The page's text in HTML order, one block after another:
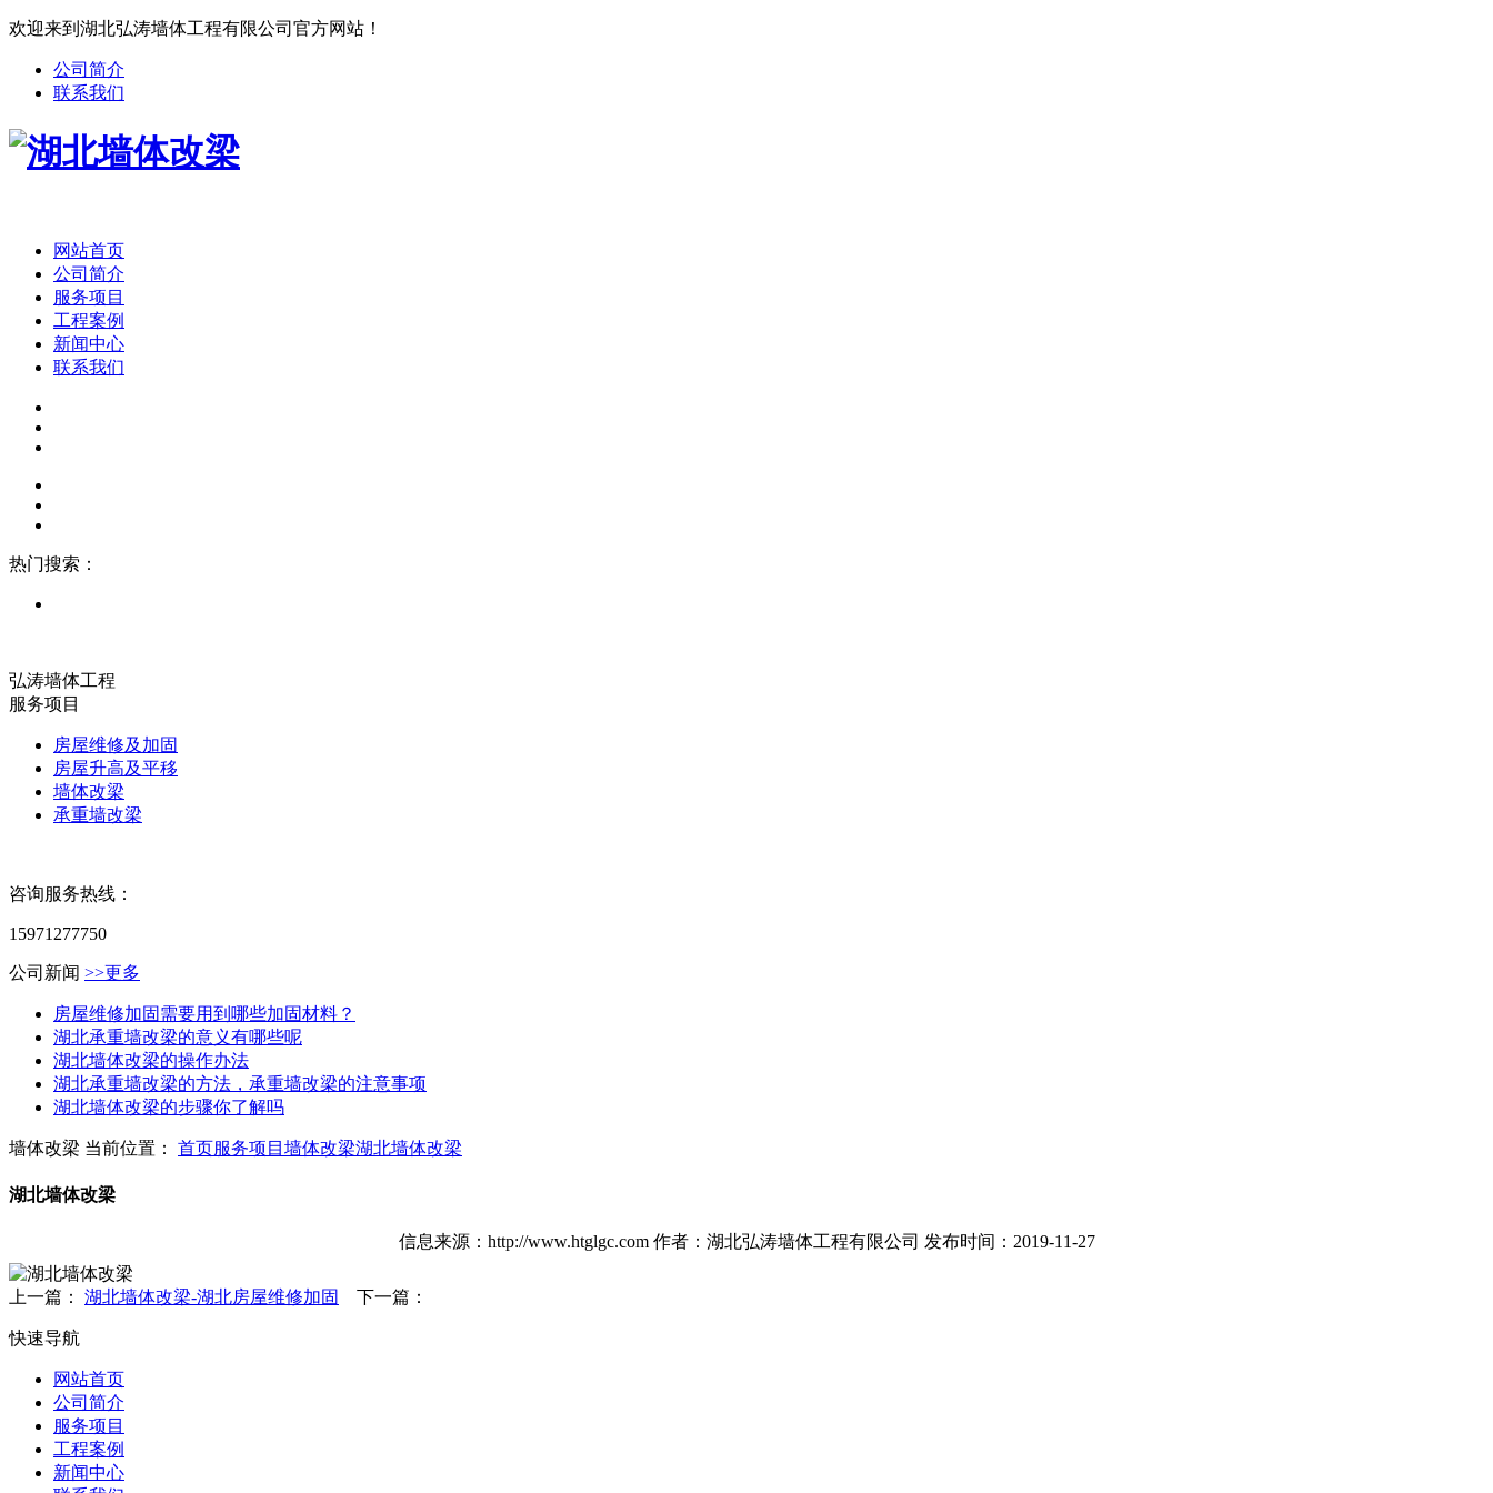
欢迎来到湖北弘涛墙体工程有限公司官方网站！
公司简介
联系我们
网站首页
公司简介
服务项目
工程案例
新闻中心
联系我们
热门搜索：
弘涛墙体工程
服务项目
房屋维修及加固
房屋升高及平移
墙体改梁
承重墙改梁
咨询服务热线：
15971277750
公司新闻 >>更多
房屋维修加固需要用到哪些加固材料？
湖北承重墙改梁的意义有哪些呢
湖北墙体改梁的操作办法
湖北承重墙改梁的方法，承重墙改梁的注意事项
湖北墙体改梁的步骤你了解吗
墙体改梁 当前位置： 首页服务项目 墙体改梁湖北墙体改梁
湖北墙体改梁
信息来源：http://www.htglgc.com 作者：湖北弘涛墙体工程有限公司 发布时间：2019-11-27
上一篇： 湖北墙体改梁-湖北房屋维修加固 下一篇：
快速导航
网站首页
公司简介
服务项目
工程案例
新闻中心